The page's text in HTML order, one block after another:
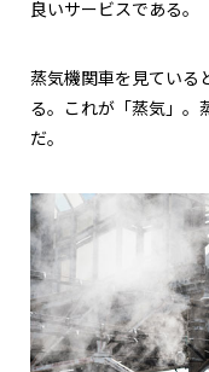
良いサービスである。
蒸気機関車を見ている
る。これが「蒸気」。
だ。